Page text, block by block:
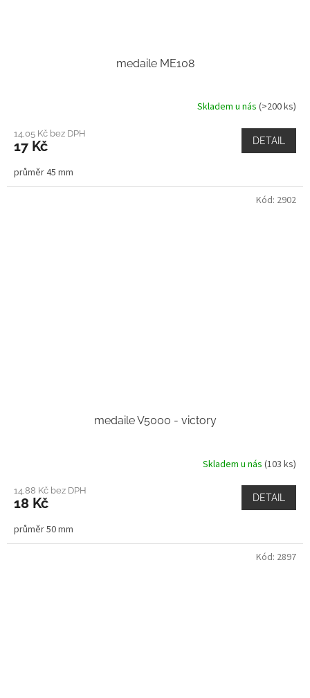
medaile ME108
Skladem u nás (>200 ks)
14,05 Kč bez DPH
17 Kč DETAIL
průměr 45 mm
medaile V5000 - victory
Skladem u nás (103 ks)
14,88 Kč bez DPH
18 Kč DETAIL
průměr 50 mm
Kód: 2902
Kód: 2897